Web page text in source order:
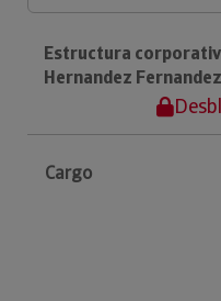
Estructura
Hernandez
Cargo